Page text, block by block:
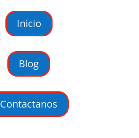
Inicio
Blog
Contactanos